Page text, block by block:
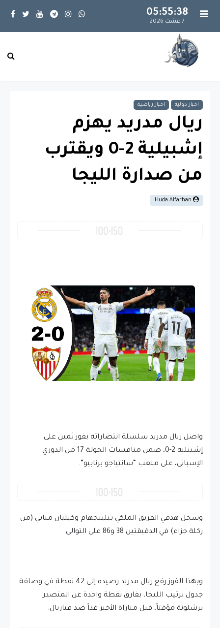
05:55:38
7 غشت 2026
اخبار دولية اخبار رياضية
ريال مدريد يهزم
إشبيلية 2-0 ويقترب
من صدارة الليجا
Huda Alfarhan
واصل ريال مدريد سلسلة انتصاراته بفوز ثمين على
إشبيلية 2-0، ضمن منافسات الجولة 17 من الدوري
الإسباني، على ملعب “سانتياجو برنابيو”.
وسجل هدفي الفريق الملكي بيلينجهام وكيليان مبابي (من
ركلة جزاء) في الدقيقتين 38 و86 على التوالي.
وبهذا الفوز رفع ريال مدريد رصيده إلى 42 نقطة في وصافة
جدول ترتيب الليجا، بفارق نقطة واحدة عن المتصدر
برشلونة مؤقتاً، قبل مباراة الأخير غداً ضد فياريال.